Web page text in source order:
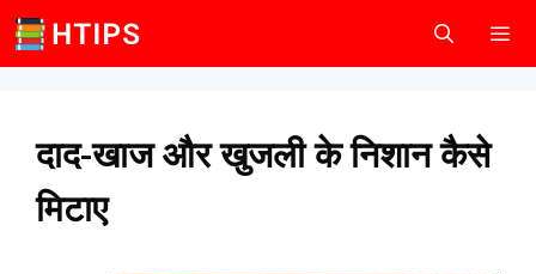
Skip
to
दाद-खाज और खुजली के निशान कैसे
मिटाए